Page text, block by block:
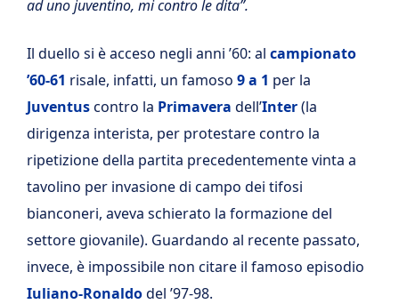
ad uno juventino, mi contro le dita”.
Il duello si è acceso negli anni ’60: al campionato
’60-61 risale, infatti, un famoso 9 a 1 per la
Juventuscontro la Primavera dell’Inter(la
dirigenza interista, per protestare contro la
ripetizione della partita precedentemente vinta a
tavolino per invasione di campo dei tifosi
bianconeri, aveva schierato la formazione del
settore giovanile). Guardando al recente passato,
invece, è impossibile non citare il famoso episodio
Iuliano-Ronaldodel ’97-98.